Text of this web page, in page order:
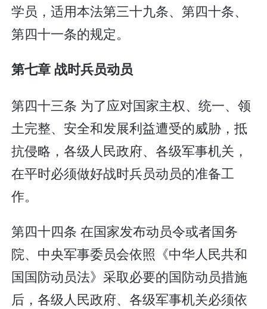
学员，适用本法第三十九条、第四十条、
第四十一条的规定。
第七章 战时兵员动员
第四十三条 为了应对国家主权、统一、领
土完整、安全和发展利益遭受的威胁，抵
抗侵略，各级人民政府、各级军事机关，
在平时必须做好战时兵员动员的准备工
作。
第四十四条 在国家发布动员令或者国务
院、中央军事委员会依照《中华人民共和
国国防动员法》采取必要的国防动员措施
后，各级人民政府、各级军事机关必须依